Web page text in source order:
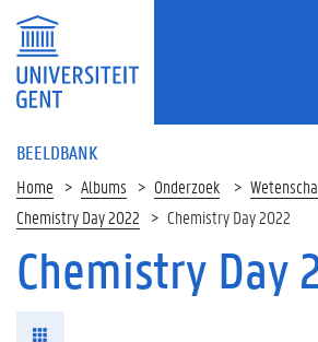
BEELDBANK
Home Albums Onderzoek
Chemistry Day 2022
Chemistry Day 2022
Chemistry Day